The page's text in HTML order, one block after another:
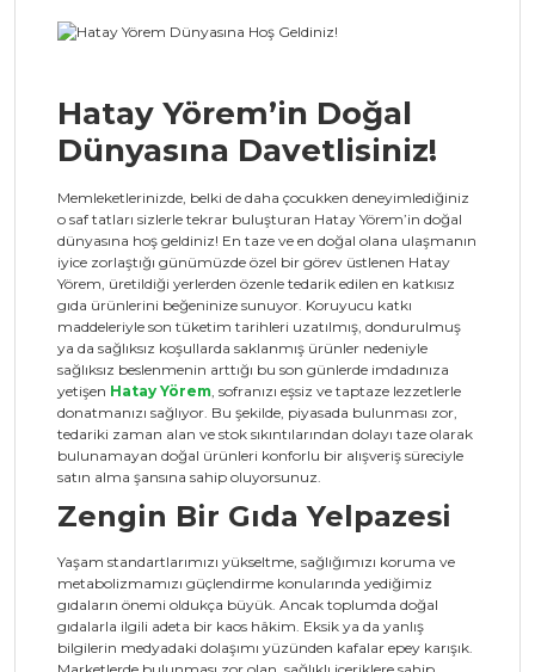
Hatay Yörem’in Doğal
Dünyasına Davetlisiniz!
Memleketlerinizde, belki de daha çocukken deneyimlediğiniz
o saf tatları sizlerle tekrar buluşturan Hatay Yörem’in doğal
dünyasına hoş geldiniz! En taze ve en doğal olana ulaşmanın
iyice zorlaştığı günümüzde özel bir görev üstlenen Hatay
Yörem, üretildiği yerlerden özenle tedarik edilen en katkısız
gıda ürünlerini beğeninize sunuyor. Koruyucu katkı
maddeleriyle son tüketim tarihleri uzatılmış, dondurulmuş
ya da sağlıksız koşullarda saklanmış ürünler nedeniyle
sağlıksız beslenmenin arttığı bu son günlerde imdadınıza
yetişen Hatay Yörem , sofranızı eşsiz ve taptaze lezzetlerle
donatmanızı sağlıyor. Bu şekilde, piyasada bulunması zor,
tedariki zaman alan ve stok sıkıntılarından dolayı taze olarak
bulunamayan doğal ürünleri konforlu bir alışveriş süreciyle
satın alma şansına sahip oluyorsunuz.
Zengin Bir Gıda Yelpazesi
Yaşam standartlarımızı yükseltme, sağlığımızı koruma ve
metabolizmamızı güçlendirme konularında yediğimiz
gıdaların önemi oldukça büyük. Ancak toplumda doğal
gıdalarla ilgili adeta bir kaos hâkim. Eksik ya da yanlış
bilgilerin medyadaki dolaşımı yüzünden kafalar epey karışık.